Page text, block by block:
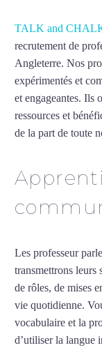
TALK and
recrutement de
Angleterre. Nos
expérimentés et
et engageantes. Ils
ressources et
de la part de toute
Les professeur
transmettrons leurs
de rôles, de mises
vie quotidienne.
vocabulaire et la
d’utiliser la langue